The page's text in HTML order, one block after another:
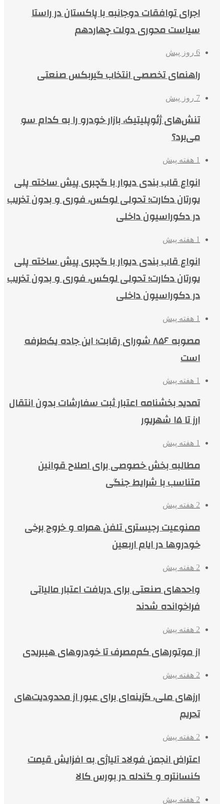
اجرای توافقات دوجانبه با پاکستان در راستا
سیاست محوری دولت چهاردهم
6 روز پیش
راهنمای تخصصی انتخاب گیربکس صنعتی
7 روز پیش
تنش‌های ژئوپلیتیک، بازار خودرو را به کدام سو
می‌برد؟
1 هفته پیش
انواع قاب بندی دیوار با گچبری پیش ساخته پلی
یورتان دکارت؛ تحولی لوکس، فوری و بدون تخریب
در دکوراسیون داخلی
1 هفته پیش
انواع قاب بندی دیوار با گچبری پیش ساخته پلی
یورتان دکارت؛ تحولی لوکس، فوری و بدون تخریب
در دکوراسیون داخلی
1 هفته پیش
مصوبه ۸۵۶ شورای رقابت؛ این جاده یک‌طرفه
است
1 هفته پیش
تمدید بخشنامه اعتبار ثبت سفارشات بدون انتقال
ارز تا ۱۵ شهریور
1 هفته پیش
مطالبه بخش خصوصی برای اصلاح قوانین
متناسب با شرایط جنگی
2 هفته پیش
ممنوعیت رجیستری تلفن همراه و خروج برخی
خودروها در ایام اربعین
2 هفته پیش
واحدهای صنعتی برای دریافت اعتبار مالیاتی
فراخوانده شدند
2 هفته پیش
از موتورهای کم‌مصرف تا خودروهای هیبریدی
2 هفته پیش
ارزهای ملی، گزینه‌ای برای عبور از محدودیت‌های
تحریم
2 هفته پیش
اعتراض انجمن فولاد آلیاژی به افزایش قیمت
کنسانتره و گندله در بورس کالا
2 هفته پیش